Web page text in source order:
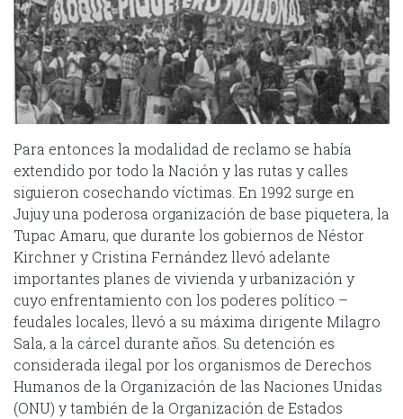
Para entonces la modalidad de reclamo se había
extendido por todo la Nación y las rutas y calles
siguieron cosechando víctimas. En 1992 surge en
Jujuy una poderosa organización de base piquetera, la
Tupac Amaru, que durante los gobiernos de Néstor
Kirchner y Cristina Fernández llevó adelante
importantes planes de vivienda y urbanización y
cuyo enfrentamiento con los poderes político –
feudales locales, llevó a su máxima dirigente Milagro
Sala, a la cárcel durante años. Su detención es
considerada ilegal por los organismos de Derechos
Humanos de la Organización de las Naciones Unidas
(ONU) y también de la Organización de Estados